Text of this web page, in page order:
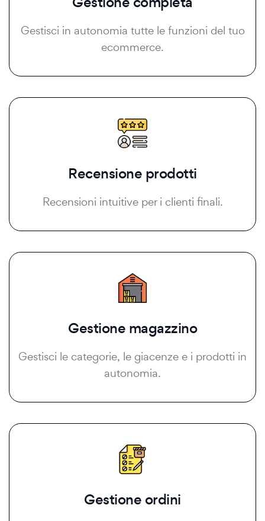
Gestisci in autonomia tutte le funzioni del tuo
ecommerce.
Recensione prodotti
Recensioni intuitive per i clienti finali.
Gestione magazzino
Gestisci le categorie, le giacenze e i prodotti in
autonomia.
Gestione ordini